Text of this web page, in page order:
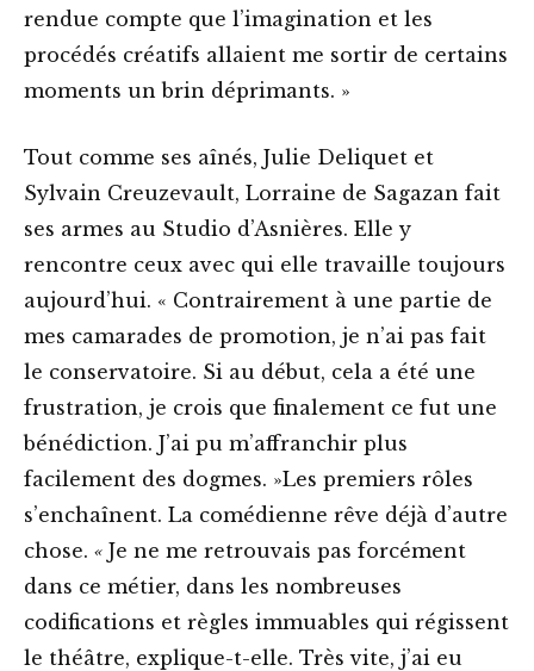
rendue compte que l’imagination et les
procédés créatifs allaient me sortir de certains
moments un brin déprimants. »
Tout comme ses aînés, Julie Deliquet et
Sylvain Creuzevault, Lorraine de Sagazan fait
ses armes au Studio d’Asnières. Elle y
rencontre ceux avec qui elle travaille toujours
aujourd’hui. « Contrairement à une partie de
mes camarades de promotion, je n’ai pas fait
le conservatoire. Si au début, cela a été une
frustration, je crois que finalement ce fut une
bénédiction. J’ai pu m’affranchir plus
facilement des dogmes. »Les premiers rôles
s’enchaînent. La comédienne rêve déjà d’autre
chose. « Je ne me retrouvais pas forcément
dans ce métier, dans les nombreuses
codifications et règles immuables qui régissent
le théâtre, explique-t-elle. Très vite, j’ai eu